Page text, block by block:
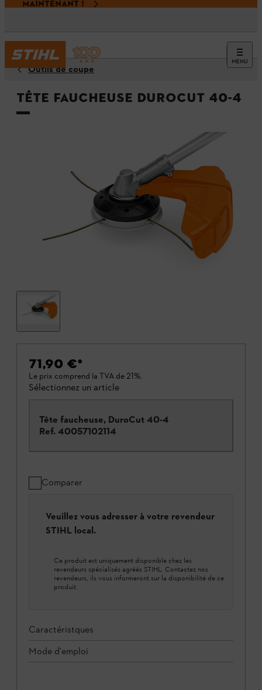
MAINTENANT !
MENU
Outils de coupe
Tête faucheuse DuroCut 40-4
71,90 €*
Le prix comprend la TVA de 21%.
Sélectionnez un article
Tête faucheuse, DuroCut 40-4
Ref. 40057102114
Comparer
Veuillez vous adresser à votre revendeur
STIHL local.
Ce produit est uniquement disponible chez les
revendeurs spécialisés agréés STIHL. Contactez nos
revendeurs, ils vous informeront sur la disponibilité de ce
produit.
Caractéristques
Mode d'emploi